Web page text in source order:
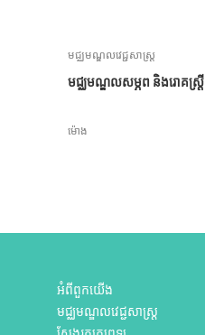
មជ្ឈមណ្ឌលវេជ្ជសាស្ត្រ
មជ្ឈមណ្ឌលសម្ភព និងរោគស្ត្រី
ម៉ោង
អំពីពួកយើង
មជ្ឈមណ្ឌលវេជ្ជសាស្ត្រ